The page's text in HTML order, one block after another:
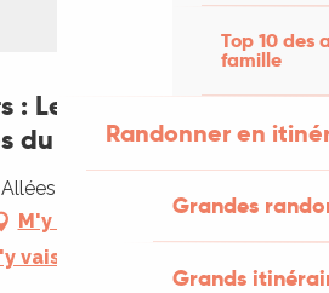
Top 10 des
famille
Randonner en
Grandes
Grands
: Le Grand Dîner des
du Lot
Fénelon, 46000 Cahors
M'y rendre
vais en train !